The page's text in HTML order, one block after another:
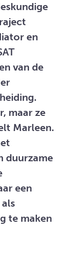
en
van de
maar ze
Marleen.
duurzame
een
te maken